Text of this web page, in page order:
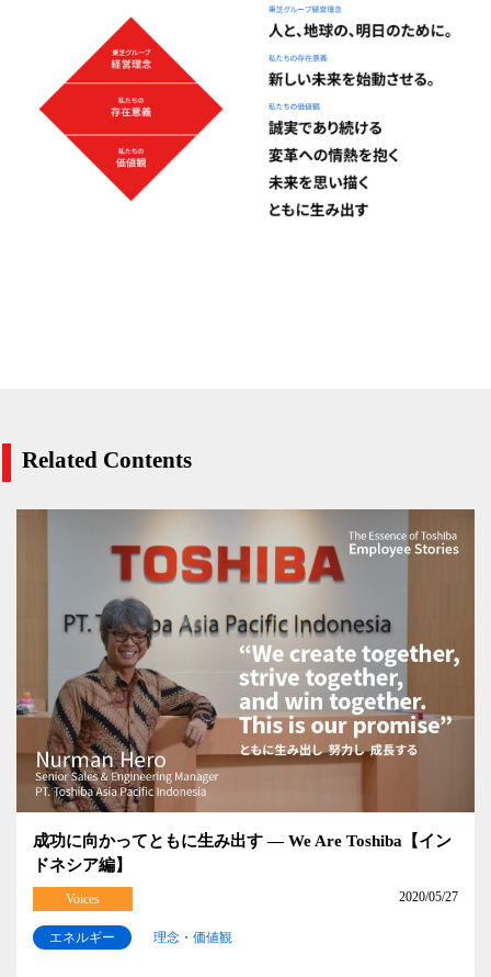
Related Contents
成功に向かってともに生み出す ― We Are Toshiba【イン
ドネシア編】
2020/05/27
Voices
エネルギー 理念・価値観